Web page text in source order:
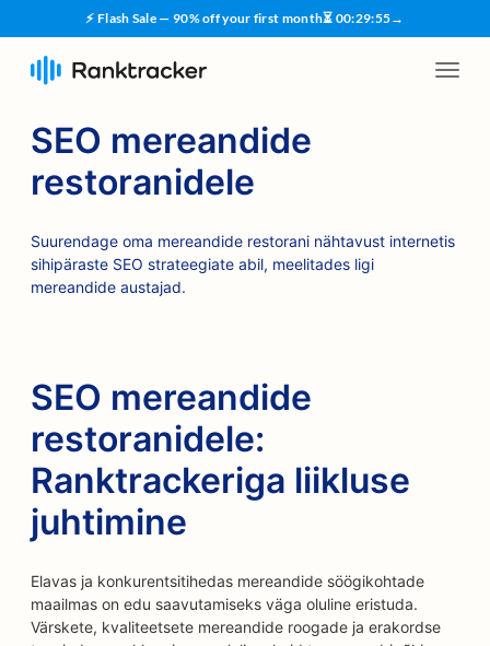
⚡ Flash Sale — 90% off your first month⏳ 00:29:54→
SEO mereandide
restoranidele
Suurendage oma mereandide restorani nähtavust internetis
sihipäraste SEO strateegiate abil, meelitades ligi
mereandide austajad.
SEO mereandide
restoranidele:
Ranktrackeriga liikluse
juhtimine
Elavas ja konkurentsitihedas mereandide söögikohtade
maailmas on edu saavutamiseks väga oluline eristuda.
Värskete, kvaliteetsete mereandide roogade ja erakordse